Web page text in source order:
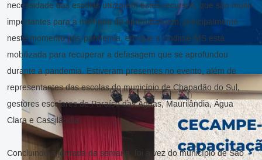
necessidade das escolas utilizarem estes recursos, que são muito
importantes para a melhoria da aprendizagem, principalmente
neste momento pós-pandemia, em que a Undime-MS está
mobilizada para recuperar a defasagem que se aprofundou
durante a pandemia. Estiveram presentes no evento, além de
representantes das escolas do município de Chapadão do Sul,
gestores escolares de Paraíso das Águas, Maurilândia, Água
Clara e Cassilândia.
Concluindo a jornada da semana, foi a vez do município de São